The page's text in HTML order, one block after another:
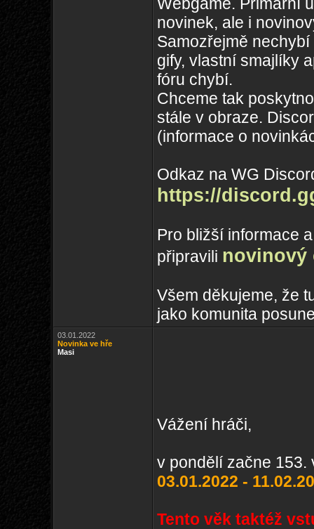
novinek, ale i
Samozřejmě
gify, vlastní smajlíky
fóru chybí.
Chceme tak
stále v obraze.
(informace o
Odkaz na WG
https://
Pro bližší informace
připravili novinový
Všem děkujeme, že
jako komunita
03.01.2022
Novinka ve hře
Masi
Vážení hráči,
v pondělí začne 153.
03.01.2022 -
Tento věk taktéž